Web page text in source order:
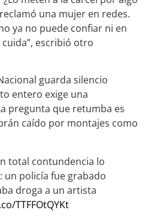
una mujer en redes.
ya no puede confiar ni en
escribió otro
guarda silencio
entero exige una
pregunta que retumba es
caído por montajes como
total contundencia lo
un policía fue grabado
droga a un artista
TTFFOtQYKt